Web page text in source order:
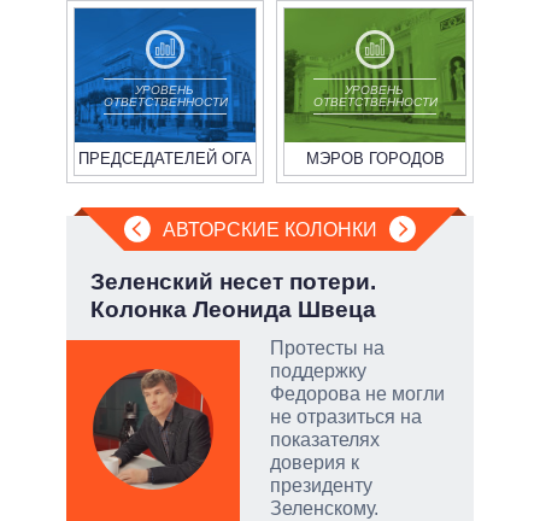
УРОВЕНЬ
ОТВЕТСТВЕННОСТИ
ПРЕДСЕДАТЕЛЕЙ ОГА
УРОВЕНЬ
ОТВЕТСТВЕННОСТИ
МЭРОВ ГОРОДОВ
АВТОРСКИЕ КОЛОНКИ
Зеленский несет потери.
Колонка Леонида Швеца
Протесты на
поддержку
Федорова не могли
не отразиться на
показателях
доверия к
президенту
Зеленскому.